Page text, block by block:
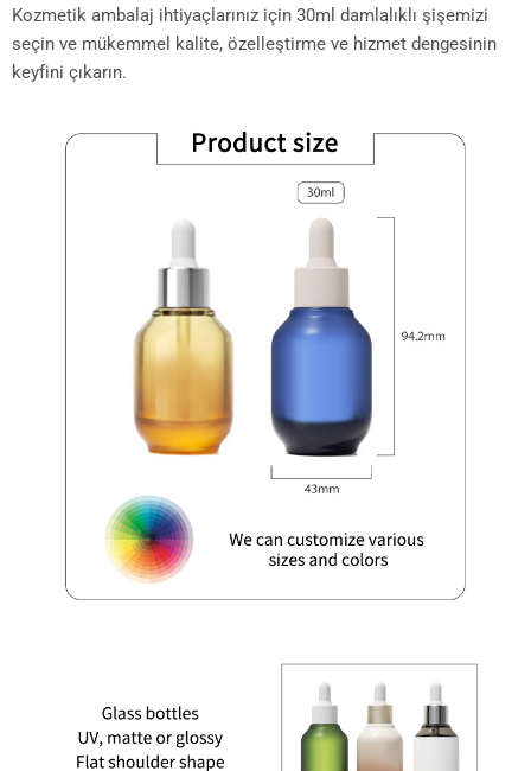
Kozmetik ambalaj ihtiyaçlarınız için 30ml damlalıklı şişemizi
seçin ve mükemmel kalite, özelleştirme ve hizmet dengesinin
keyfini çıkarın.